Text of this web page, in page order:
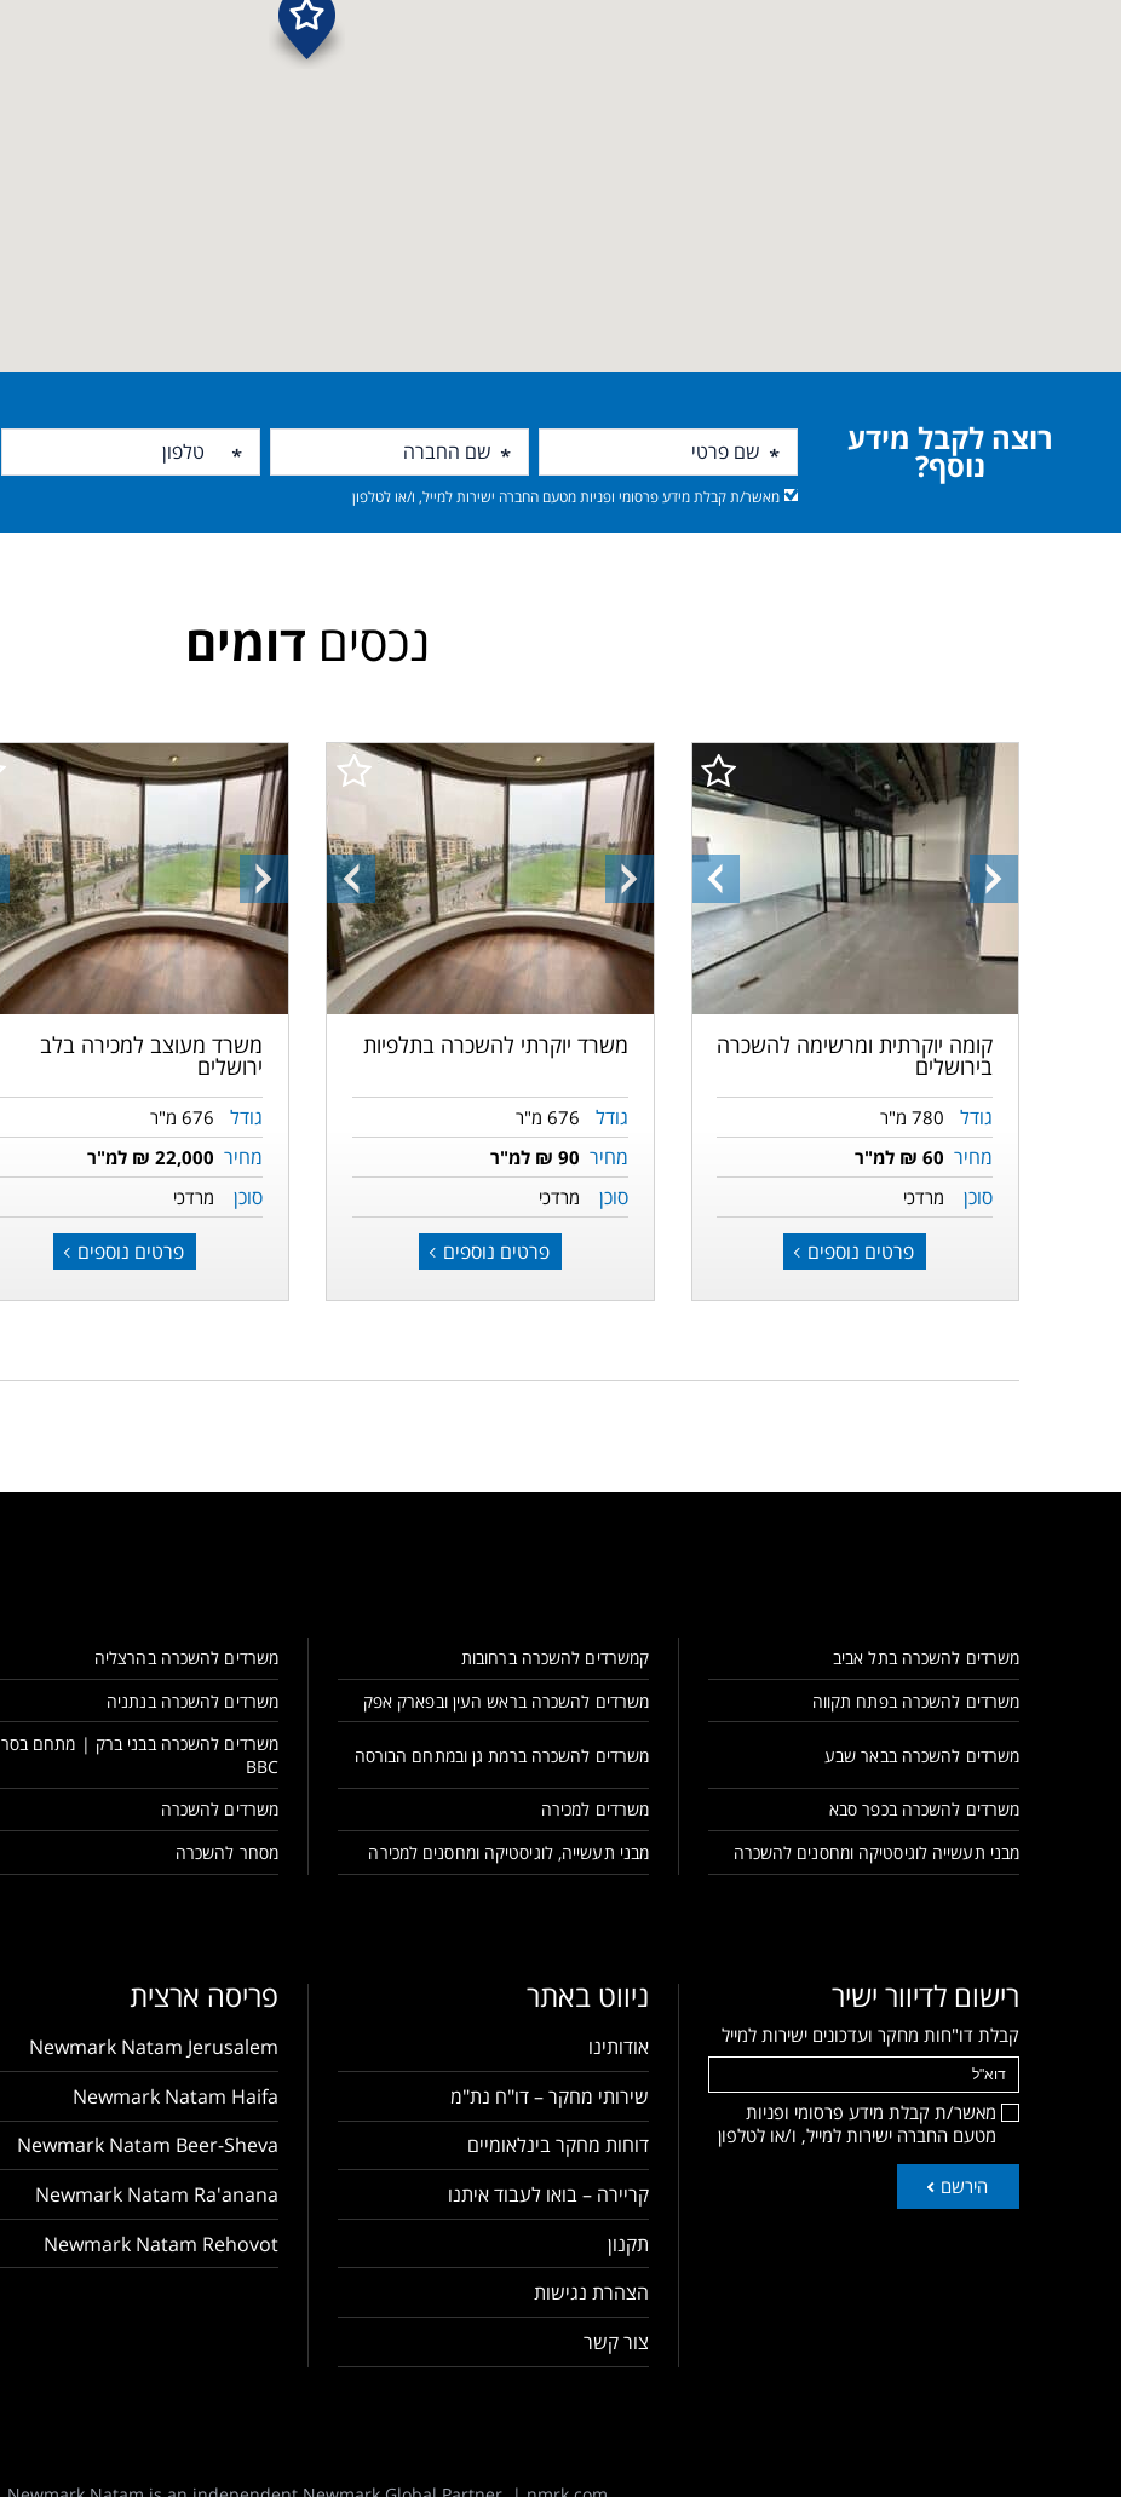
רוצה לקבל מידע
נוסף?
מאשר/ת קבלת מידע פרסומי ופניות מטעם החברה ישירות למייל, ו/או לטלפון
נכסים דומים
התמונה
הקודמת
התמונה
הבאה
קומה יוקרתית ומרשימה להשכרה
בירושלים
גודל 780 מ"ר
מחיר 60 ₪ למ"ר
סוכן מרדכי
פרטים נוספים
התמונה
הקודמת
התמונה
הבאה
משרד יוקרתי להשכרה בתלפיות
גודל 676 מ"ר
מחיר 90 ₪ למ"ר
סוכן מרדכי
פרטים נוספים
התמונה
הבאה
משרד מעוצב למכירה בלב
ירושלים
גודל 676 מ"ר
מחיר 22,000 ₪ למ"ר
סוכן מרדכי
פרטים נוספים
משרדים להשכרה בתל אביב קמשרדים להשכרה ברחובות משרדים להשכרה בהרצליה
משרדים להשכרה בפתח תקווה
משרדים להשכרה בראש העין ובפארק אפק משרדים להשכרה בנתניה
משרדים להשכרה בבאר שבע משרדים להשכרה ברמת גן ובמתחם הבורסה
משרדים להשכרה בבני ברק | מתחם בסר
BBC
משרדים להשכרה בכפר סבא משרדים למכירה משרדים להשכרה
מבני תעשייה לוגיסטיקה ומחסנים להשכרה
מבני תעשייה, לוגיסטיקה ומחסנים למכירה מסחר להשכרה
רישום לדיוור ישיר
קבלת דו"חות מחקר ועדכונים ישירות למייל
מאשר/ת קבלת מידע פרסומי ופניות
מטעם החברה ישירות למייל, ו/או לטלפון
הירשם
ניווט באתר
אודותינו
שירותי מחקר – דו"ח נת"מ
דוחות מחקר בינלאומיים
קריירה – בואו לעבוד איתנו
תקנון
הצהרת נגישות
צור קשר
פריסה ארצית
Newmark Natam Jerusalem
Newmark Natam Haifa
Newmark Natam Beer-Sheva
Newmark Natam Ra'anana
Newmark Natam Rehovot